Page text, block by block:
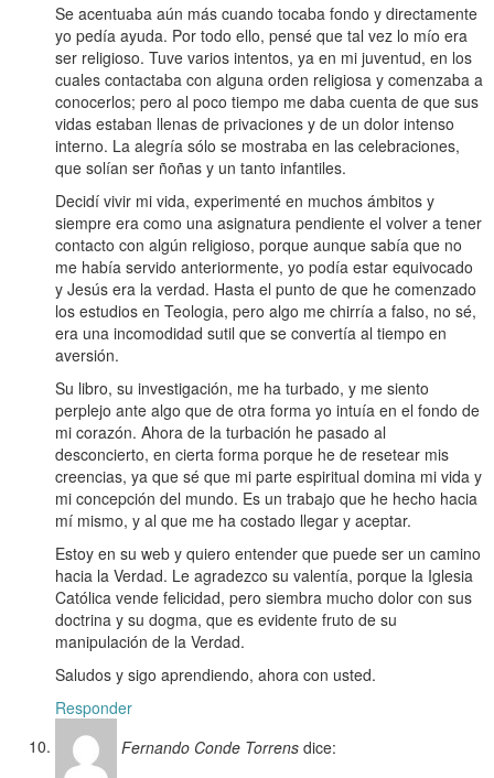
Se acentuaba aún más cuando tocaba fondo y directamente
yo pedía ayuda. Por todo ello, pensé que tal vez lo mío era
ser religioso. Tuve varios intentos, ya en mi juventud, en los
cuales contactaba con alguna orden religiosa y comenzaba a
conocerlos; pero al poco tiempo me daba cuenta de que sus
vidas estaban llenas de privaciones y de un dolor intenso
interno. La alegría sólo se mostraba en las celebraciones,
que solían ser ñoñas y un tanto infantiles.
Decidí vivir mi vida, experimenté en muchos ámbitos y
siempre era como una asignatura pendiente el volver a tener
contacto con algún religioso, porque aunque sabía que no
me había servido anteriormente, yo podía estar equivocado
y Jesús era la verdad. Hasta el punto de que he comenzado
los estudios en Teologia, pero algo me chirría a falso, no sé,
era una incomodidad sutil que se convertía al tiempo en
aversión.
Su libro, su investigación, me ha turbado, y me siento
perplejo ante algo que de otra forma yo intuía en el fondo de
mi corazón. Ahora de la turbación he pasado al
desconcierto, en cierta forma porque he de resetear mis
creencias, ya que sé que mi parte espiritual domina mi vida y
mi concepción del mundo. Es un trabajo que he hecho hacia
mí mismo, y al que me ha costado llegar y aceptar.
Estoy en su web y quiero entender que puede ser un camino
hacia la Verdad. Le agradezco su valentía, porque la Iglesia
Católica vende felicidad, pero siembra mucho dolor con sus
doctrina y su dogma, que es evidente fruto de su
manipulación de la Verdad.
Saludos y sigo aprendiendo, ahora con usted.
Responder
Fernando Conde Torrens dice: